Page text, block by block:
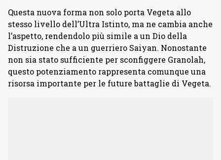
Questa nuova forma non solo porta Vegeta allo
stesso livello dell’Ultra Istinto, ma ne cambia anche
l’aspetto, rendendolo più simile a un Dio della
Distruzione che a un guerriero Saiyan. Nonostante
non sia stato sufficiente per sconfiggere Granolah,
questo potenziamento rappresenta comunque una
risorsa importante per le future battaglie di Vegeta.